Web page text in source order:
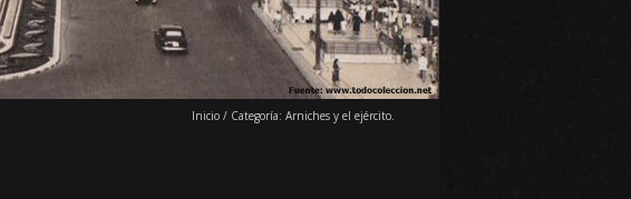
Inicio / Categoría: Arniches y el ejército.